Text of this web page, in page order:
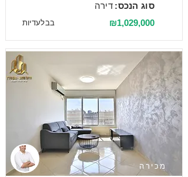
דירה סוג הנכס:
בבלעדיות ₪1,029,000
מכירה